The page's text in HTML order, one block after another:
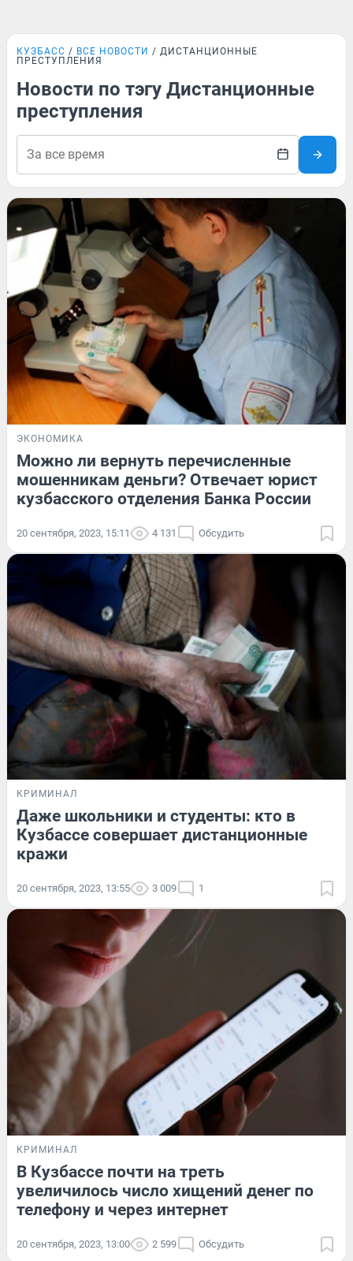
КУЗБАСС ВСЕ НОВОСТИ
ДИСТАНЦИОННЫЕ
ПРЕСТУПЛЕНИЯ
Новости по тэгу Дистанционные
преступления
ЭКОНОМИКА
Можно ли вернуть перечисленные
мошенникам деньги? Отвечает юрист
кузбасского отделения Банка России
20 сентября, 2023, 15:11 4 131 Обсудить
КРИМИНАЛ
Даже школьники и студенты: кто в
Кузбассе совершает дистанционные
кражи
20 сентября, 2023, 13:55 3 009 1
КРИМИНАЛ
В Кузбассе почти на треть
увеличилось число хищений денег по
телефону и через интернет
20 сентября, 2023, 13:00 2 599 Обсудить